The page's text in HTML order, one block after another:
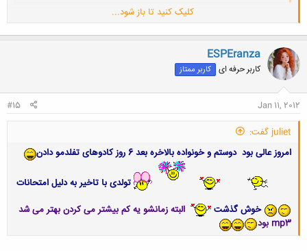
کلیک کنید تا باز شود...
ESPEranza
کاربر حرفه ای کاربر ممتاز
Jan 11, 2012
#15
juliet گفت:
امروز عالی بود دوستم و خونواده بالاخره بعد 6 روز کادوهای تفلدمو
دادن
تولدی با تاخیر به دلیل امتحانات
خوش گذشت
البته زمانشو یه کم بیشتر می کردن بهتر می شد
mp3 بود